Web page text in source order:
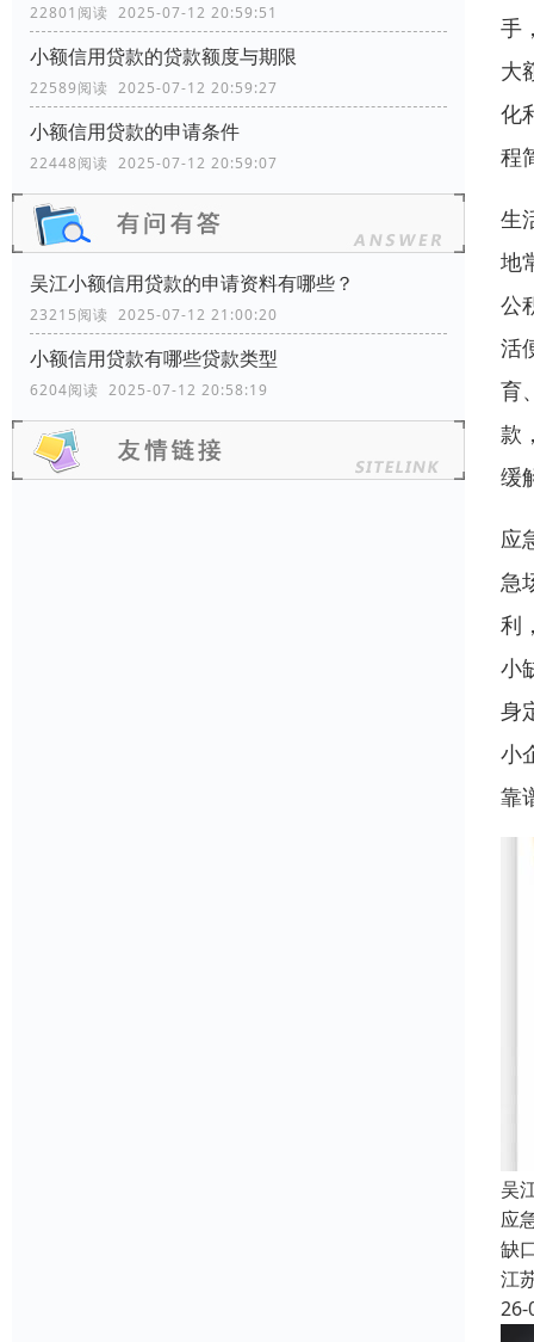
22801阅读 2025-07-12 20:59:51
小额信用贷款的贷款额度与期限
22589阅读 2025-07-12 20:59:27
小额信用贷款的申请条件
22448阅读 2025-07-12 20:59:07
吴江小额信用贷款的申请资料有哪些？
23215阅读 2025-07-12 21:00:20
小额信用贷款有哪些贷款类型
6204阅读 2025-07-12 20:58:19
手
大
化
程
生
地
公
活
育
款
缓
应
急
利
小
身
小
靠
吴
应
缺
江
26-